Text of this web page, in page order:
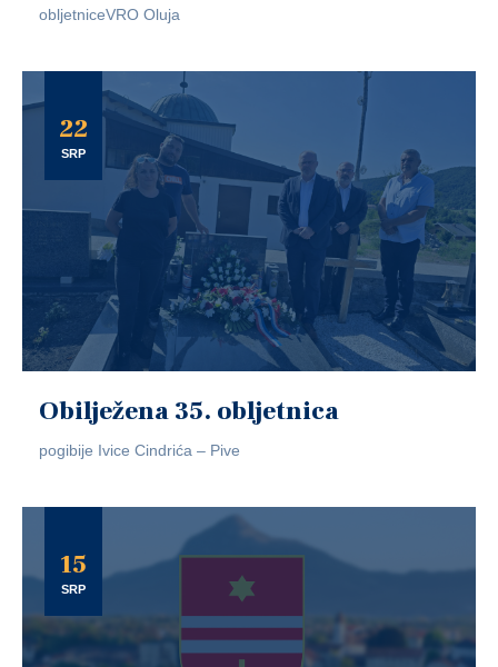
obljetniceVRO Oluja
22
SRP
Obilježena 35. obljetnica
pogibije Ivice Cindrića – Pive
15
SRP